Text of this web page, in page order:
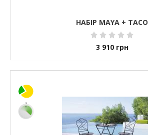
НАБІР MAYA + TACO
3 910 грн